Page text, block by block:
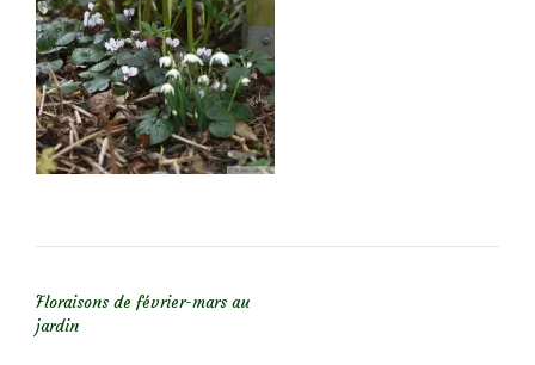
Floraisons de février-mars au
jardin